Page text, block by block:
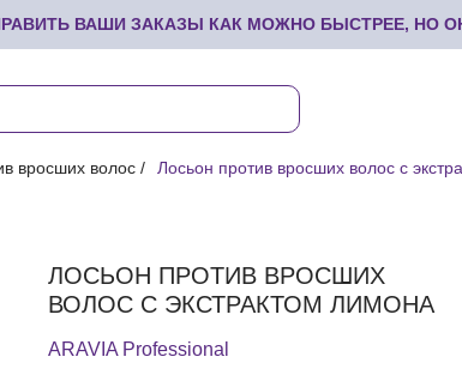
ВАШИ ЗАКАЗЫ КАК МОЖНО БЫСТРЕЕ, НО
вросших волос Лосьон против вросших волос с
ЛОСЬОН ПРОТИВ ВРОСШИХ
ВОЛОС С ЭКСТРАКТОМ ЛИМОНА
ARAVIA Professional